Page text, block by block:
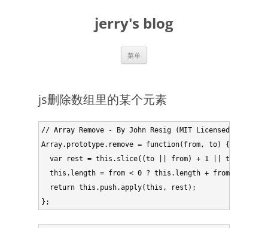
jerry's blog
菜单
js删除数组里的某个元素
// Array Remove - By John Resig (MIT Licensed)
Array.prototype.remove = function(from, to) {
var rest = this.slice((to || from) + 1 ||
  this.length = from < 0 ? this.length + from : from;
  return this.push.apply(this, rest);